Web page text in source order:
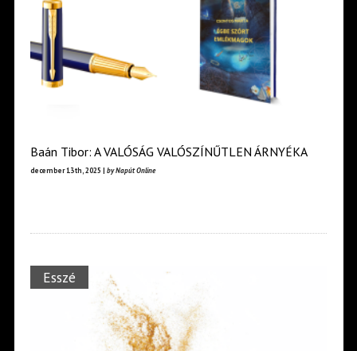
Baán Tibor: A VALÓSÁG VALÓSZÍNŰTLEN ÁRNYÉKA
december 13th, 2025 | by Napút Online
Esszé